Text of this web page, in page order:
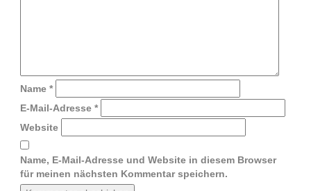
Name *
E-Mail-Adresse *
Website
Name, E-Mail-Adresse und Website in diesem Browser
für meinen nächsten Kommentar speichern.